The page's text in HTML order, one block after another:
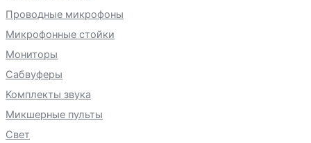
Проводные микрофоны
Микрофонные стойки
Мониторы
Сабвуферы
Комплекты звука
Микшерные пульты
Свет